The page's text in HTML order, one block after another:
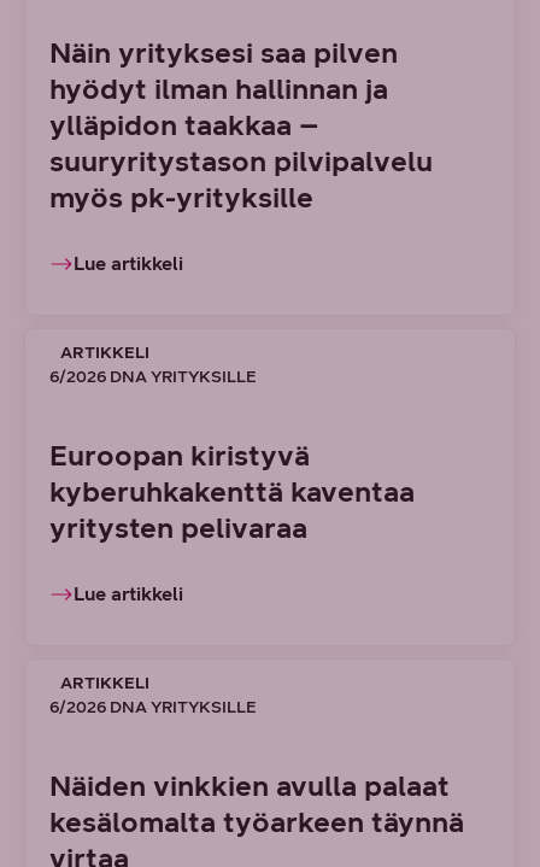
Näin yrityksesi saa pilven
hyödyt ilman hallinnan ja
ylläpidon taakkaa –
suuryritystason pilvipalvelu
myös pk-yrityksille
Lue artikkeli
ARTIKKELI
6/2026 DNA YRITYKSILLE
Euroopan kiristyvä
kyberuhkakenttä kaventaa
yritysten pelivaraa
Lue artikkeli
ARTIKKELI
6/2026 DNA YRITYKSILLE
Näiden vinkkien avulla palaat
kesälomalta työarkeen täynnä
virtaa